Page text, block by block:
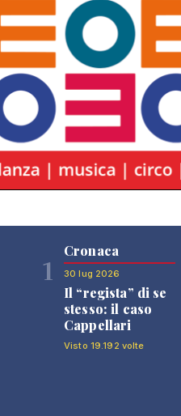
1
Cronaca
30 lug 2026
Il “regista” di se
stesso: il caso
Cappellari
Visto 19.192 volte